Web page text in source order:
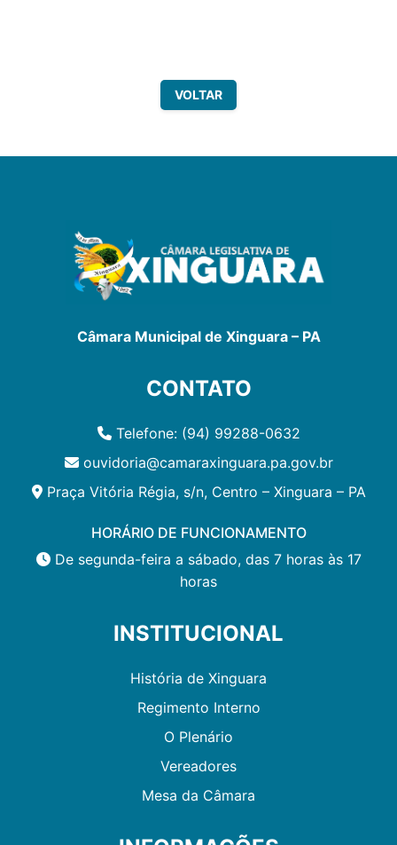
VOLTAR
Câmara Municipal de Xinguara – PA
CONTATO
Telefone: (94) 99288-0632
ouvidoria@camaraxinguara.pa.gov.br
Praça Vitória Régia, s/n, Centro – Xinguara – PA
HORÁRIO DE FUNCIONAMENTO
De segunda-feira a sábado, das 7 horas às 17
horas
INSTITUCIONAL
História de Xinguara
Regimento Interno
O Plenário
Vereadores
Mesa da Câmara